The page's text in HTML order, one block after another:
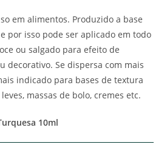
em alimentos. Produzido a base
por isso pode ser aplicado em todo
ou salgado para efeito de
decorativo. Se dispersa com mais
indicado para bases de textura
massas de bolo, cremes etc.
10ml